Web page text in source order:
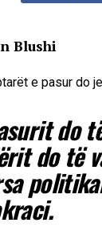
Blushi
do
do të